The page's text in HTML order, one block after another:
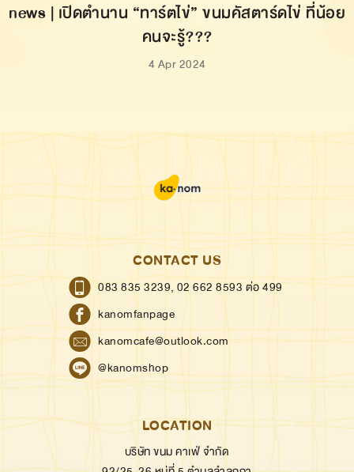
news | เปิดตำนาน “ทาร์ตไข่” ขนมคัสตาร์ดไข่ ที่น้อย
คนจะรู้???
4 Apr 2024
CONTACT US
083 835 3239, 02 662 8593 ต่อ 499
kanomfanpage
kanomcafe@outlook.com
@kanomshop
LOCATION
บริษัท ขนม คาเฟ่ จำกัด